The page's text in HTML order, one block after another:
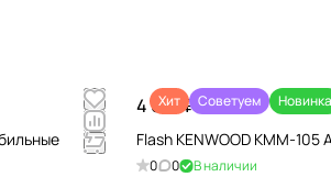
Хит Советуем Новинка
4 670 ₽/шт
Flash KENWOOD KMM-105
0 0 В наличии